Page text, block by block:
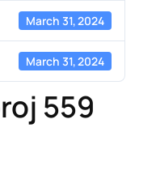
March 31, 2024
March 31, 2024
559